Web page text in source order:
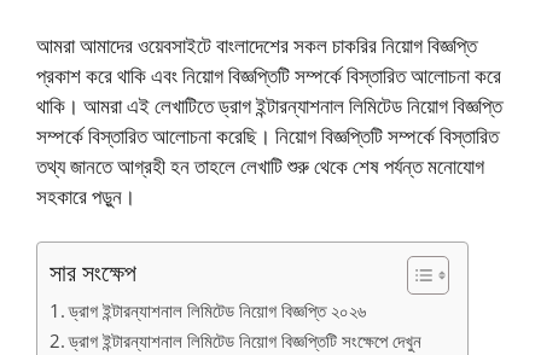
আমরা আমাদের ওয়েবসাইটে বাংলাদেশের সকল চাকরির নিয়োগ বিজ্ঞপ্তি
প্রকাশ করে থাকি এবং নিয়োগ বিজ্ঞপ্তিটি সম্পর্কে বিস্তারিত আলোচনা করে
থাকি। আমরা এই লেখাটিতে ড্রাগ ইন্টারন্যাশনাল লিমিটেড নিয়োগ বিজ্ঞপ্তি
সম্পর্কে বিস্তারিত আলোচনা করেছি। নিয়োগ বিজ্ঞপ্তিটি সম্পর্কে বিস্তারিত
তথ্য জানতে আগ্রহী হন তাহলে লেখাটি শুরু থেকে শেষ পর্যন্ত মনোযোগ
সহকারে পড়ুন।
সার সংক্ষেপ
ড্রাগ ইন্টারন্যাশনাল লিমিটেড নিয়োগ বিজ্ঞপ্তি ২০২৬
ড্রাগ ইন্টারন্যাশনাল লিমিটেড নিয়োগ বিজ্ঞপ্তিটি সংক্ষেপে দেখুন